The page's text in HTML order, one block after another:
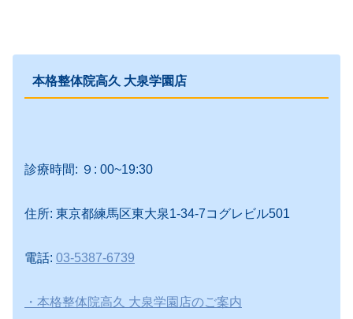
本格整体院高久 大泉学園店
診療時間: ９: 00~19:30
住所: 東京都練馬区東大泉1-34-7コグレビル501
電話: 03-5387-6739
・本格整体院高久 大泉学園店のご案内